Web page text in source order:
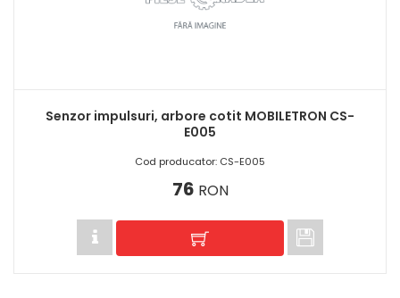
Senzor impulsuri, arbore cotit MOBILETRON CS-
E005
Cod producator: CS-E005
76 RON